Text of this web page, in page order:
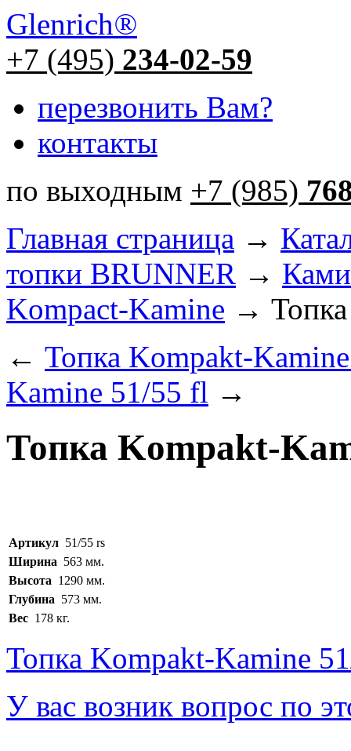
Glenrich®
+7 (495) 234-02-59
перезвонить Вам?
контакты
по выходным +7 (985)
Главная страница →
топки BRUNNER →
Kompact-Kamine →
← Топка Kompakt-
Kamine 51/55 fl →
Топка Kompakt-
Артикул 51/55 rs
Ширина 563 мм.
Высота 1290 мм.
Глубина 573 мм.
Вес 178 кг.
Топка Kompakt-Kamine
У вас возник вопрос по